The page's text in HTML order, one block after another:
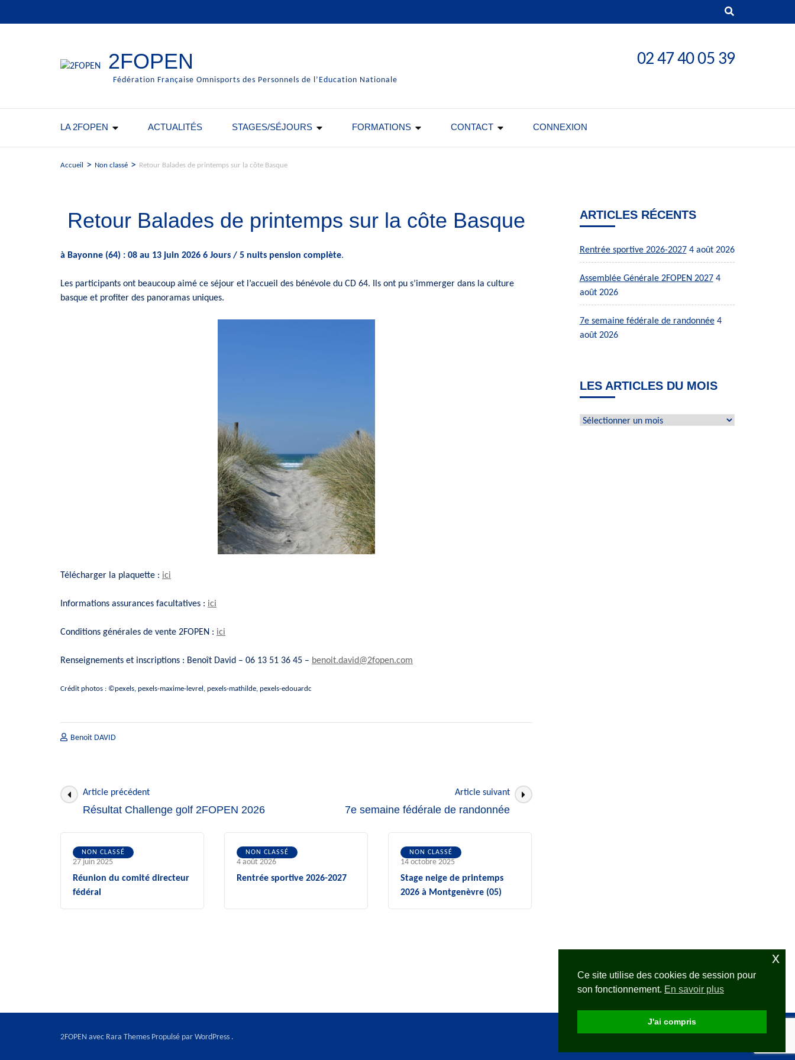
2FOPEN
Fédération Française Omnisports des Personnels de l’Education Nationale
02 47 40 05 39
LA 2FOPEN ACTUALITÉS STAGES/SÉJOURS FORMATIONS CONTACT CONNEXION
Accueil > Non classé > Retour Balades de printemps sur la côte Basque
Retour Balades de printemps sur la côte Basque
à Bayonne (64) : 08 au 13 juin 2026 6 Jours / 5 nuits pension complète.
Les participants ont beaucoup aimé ce séjour et l’accueil des bénévole du CD 64. Ils ont pu s’immerger dans la culture
basque et profiter des panoramas uniques.
Télécharger la plaquette : ici
Informations assurances facultatives : ici
Conditions générales de vente 2FOPEN : ici
Renseignements et inscriptions : Benoît David – 06 13 51 36 45 – benoit.david@2fopen.com
Crédit photos : ©pexels, pexels-maxime-levrel, pexels-mathilde, pexels-edouardc
Benoit DAVID
Navigation
des
Article précédent
Résultat Challenge golf 2FOPEN 2026
Article suivant
7e semaine fédérale de randonnée
NON CLASSÉ
27 juin 2025
Réunion du comité directeur
fédéral
NON CLASSÉ
4 août 2026
Rentrée sportive 2026-2027
NON CLASSÉ
14 octobre 2025
Stage neige de printemps
2026 à Montgenèvre (05)
ARTICLES RÉCENTS
Rentrée sportive 2026-2027 4 août 2026
Assemblée Générale 2FOPEN 2027 4
août 2026
7e semaine fédérale de randonnée 4
août 2026
LES ARTICLES DU MOIS
Les
2FOPEN avec Rara Themes Propulsé par WordPress .
Ce site utilise des cookies de session pour
son fonctionnement. En savoir plus
J'ai compris
x